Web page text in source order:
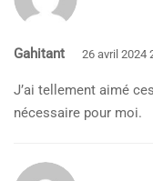
Gahitant 26 avril 2024
J’ai tellement aimé
nécessaire pour moi.